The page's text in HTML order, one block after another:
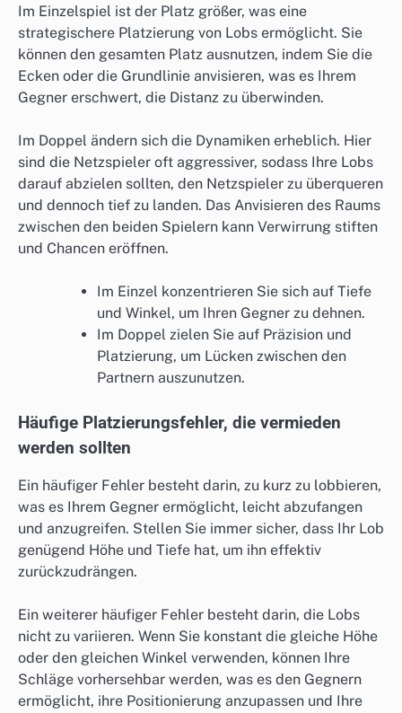
Im Einzelspiel ist der Platz größer, was eine
strategischere Platzierung von Lobs ermöglicht. Sie
können den gesamten Platz ausnutzen, indem Sie die
Ecken oder die Grundlinie anvisieren, was es Ihrem
Gegner erschwert, die Distanz zu überwinden.
Im Doppel ändern sich die Dynamiken erheblich. Hier
sind die Netzspieler oft aggressiver, sodass Ihre Lobs
darauf abzielen sollten, den Netzspieler zu überqueren
und dennoch tief zu landen. Das Anvisieren des Raums
zwischen den beiden Spielern kann Verwirrung stiften
und Chancen eröffnen.
Im Einzel konzentrieren Sie sich auf Tiefe
und Winkel, um Ihren Gegner zu dehnen.
Im Doppel zielen Sie auf Präzision und
Platzierung, um Lücken zwischen den
Partnern auszunutzen.
Häufige Platzierungsfehler, die vermieden
werden sollten
Ein häufiger Fehler besteht darin, zu kurz zu lobbieren,
was es Ihrem Gegner ermöglicht, leicht abzufangen
und anzugreifen. Stellen Sie immer sicher, dass Ihr Lob
genügend Höhe und Tiefe hat, um ihn effektiv
zurückzudrängen.
Ein weiterer häufiger Fehler besteht darin, die Lobs
nicht zu variieren. Wenn Sie konstant die gleiche Höhe
oder den gleichen Winkel verwenden, können Ihre
Schläge vorhersehbar werden, was es den Gegnern
ermöglicht, ihre Positionierung anzupassen und Ihre